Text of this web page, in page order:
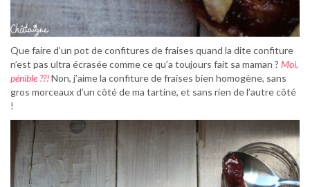
Que faire d’un pot de confitures de fraises quand la dite confiture
n’est pas ultra écrasée comme ce qu’a toujours fait sa maman ? Moi,
pénible ??!Non, j’aime la confiture de fraises bien homogène, sans
gros morceaux d’un côté de ma tartine, et sans rien de l’autre côté
!